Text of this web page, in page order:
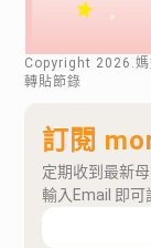
Copyright 2026 .
轉貼節錄
訂閱
定期收到最新
輸入Email 即